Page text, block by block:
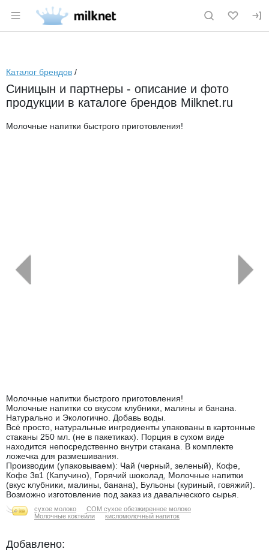
Раздел навигации по сайту milknet.ru
Каталог брендов /
Синицын и партнеры - описание и фото
продукции в каталоге брендов Milknet.ru
Молочные напитки быстрого приготовления!
Молочные напитки быстрого приготовления!
Молочные напитки со вкусом клубники, малины и банана.
Натурально и Экологично. Добавь воды.
Всё просто, натуральные ингредиенты упакованы в картонные
стаканы 250 мл. (не в пакетиках). Порция в сухом виде
находится непосредственно внутри стакана. В комплекте
ложечка для размешивания.
Производим (упаковываем): Чай (черный, зеленый), Кофе,
Кофе 3в1 (Капучино), Горячий шоколад, Молочные напитки
(вкус клубники, малины, банана), Бульоны (куриный, говяжий).
Возможно изготовление под заказ из давальческого сырья.
сухое молоко
СОМ сухое обезжиренное молоко
Молочные коктейли
кисломолочный напиток
Добавлено: